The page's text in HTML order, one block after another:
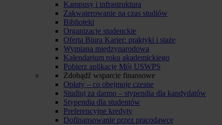
Kampusy i infrastruktura
Zakwaterowanie na czas studiów
Biblioteki
Organizacje studenckie
Oferta Biura Karier: praktyki i staże
Wymiana międzynarodowa
Kalendarium roku akademickiego
Pobierz aplikację Mój USWPS
Zdobądź wsparcie finansowe
Opłaty – co obejmuje czesne
Studiuj za darmo – stypendia dla kandydatów
Stypendia dla studentów
Preferencyjne kredyty
Dofinansowanie przez pracodawcę